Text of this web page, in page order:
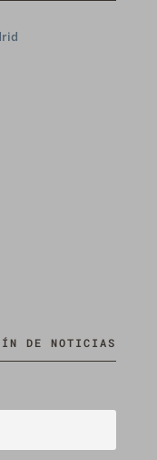
DE NOTICIAS